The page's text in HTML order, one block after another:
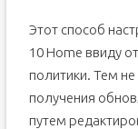
Этот способ
10 Home ввиду
политики. Тем
получения
путем